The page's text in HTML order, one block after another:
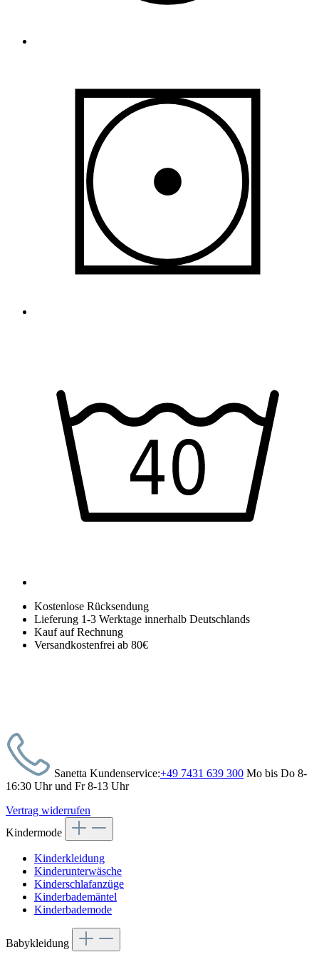
Kostenlose Rücksendung
Lieferung 1-3 Werktage innerhalb Deutschlands
Kauf auf Rechnung
Versandkostenfrei ab 80€
Sanetta Kundenservice:+49 7431 639 300 Mo bis Do 8-
16:30 Uhr und Fr 8-13 Uhr
Vertrag widerrufen
Kindermode
Kinderkleidung
Kinderunterwäsche
Kinderschlafanzüge
Kinderbademäntel
Kinderbademode
Babykleidung